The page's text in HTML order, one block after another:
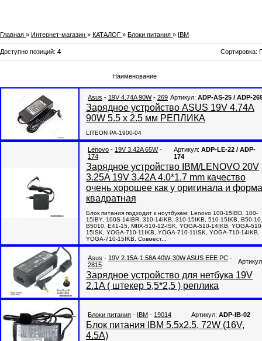
Главная » Интернет-магазин » КАТАЛОГ » Блоки питания » IBM
Доступно позиций: 4 Сортировка:
Наименование
Asus - 19V 4.74A 90W- 269 Артикул: ADP-AS-25 / ADP-
Зарядное устройство ASUS 19V 4.74A
90W 5.5 x 2.5 мм РЕПЛИКА
LITEON PA-1900-04
Lenovo - 19V 3.42A 65W-
174
Артикул: ADP-LE-22 / ADP-
174
Зарядное устройство IBM/LENOVO 20V
3.25A 19V 3.42A 4.0*1.7 mm качество
очень хорошее как у оригинала и форма
квадратная
Блок питания подходит к ноутбукам: Lenovo 100-15IBD, 100-
15IBY, 100S-14IBR, 310-14IKB, 310-15IKB, 510-15IKB, B50-10,
B5010, E41-15, MIIX-510-12-ISK, YOGA-510-14IKB, YOGA-
15ISK, YOGA-710-11IKB, YOGA-710-11ISK, YOGA-710-14IKB,
YOGA-710-15IKB. Совмест...
Asus - 19V 2.15A-1.58A 40W-30W ASUS EEE PC -
2815
Зарядное устройство для нетбука 19V
2.1A ( штекер 5,5*2,5 ) реплика
Блоки питания - IBM - 19014 Артикул: ADP-IB-02
Блок питания IBM 5.5x2.5, 72W (16V,
4.5A)